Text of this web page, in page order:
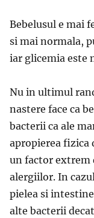
Bebelusul e mai
si mai normala,
iar glicemia este
Nu in ultimul
nastere face ca
bacterii ca ale
apropierea fizica
un factor extrem
alergiilor. In
pielea si
alte bacterii